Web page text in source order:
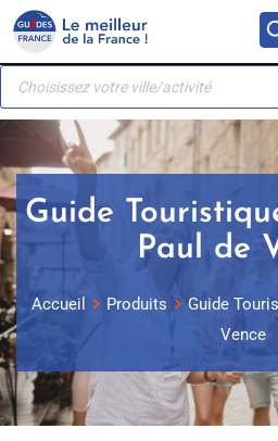
Panneau de gestion des cookies
Skip
content
Recherche
produits
Guide
Paul de
Accueil Produits
Guide
Vence